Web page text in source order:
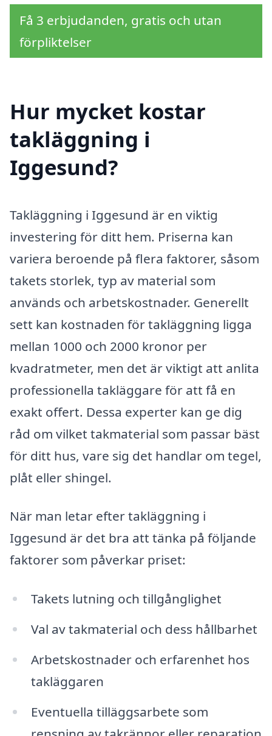
Få 3 erbjudanden, gratis och utan
förpliktelser
Hur mycket kostar
takläggning i
Iggesund?
Takläggning i Iggesund är en viktig
investering för ditt hem. Priserna kan
variera beroende på flera faktorer, såsom
takets storlek, typ av material som
används och arbetskostnader. Generellt
sett kan kostnaden för takläggning ligga
mellan 1000 och 2000 kronor per
kvadratmeter, men det är viktigt att anlita
professionella takläggare för att få en
exakt offert. Dessa experter kan ge dig
råd om vilket takmaterial som passar bäst
för ditt hus, vare sig det handlar om tegel,
plåt eller shingel.
När man letar efter takläggning i
Iggesund är det bra att tänka på följande
faktorer som påverkar priset:
Takets lutning och tillgånglighet
Val av takmaterial och dess hållbarhet
Arbetskostnader och erfarenhet hos
takläggaren
Eventuella tilläggsarbete som